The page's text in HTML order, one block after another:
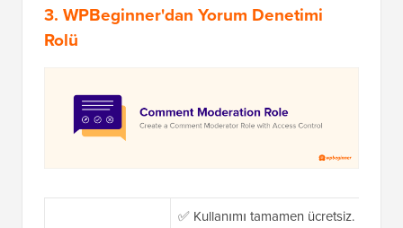
3. WPBeginner'dan Yorum Denetimi
Rolü
✅ Kullanımı tamamen ücretsiz.